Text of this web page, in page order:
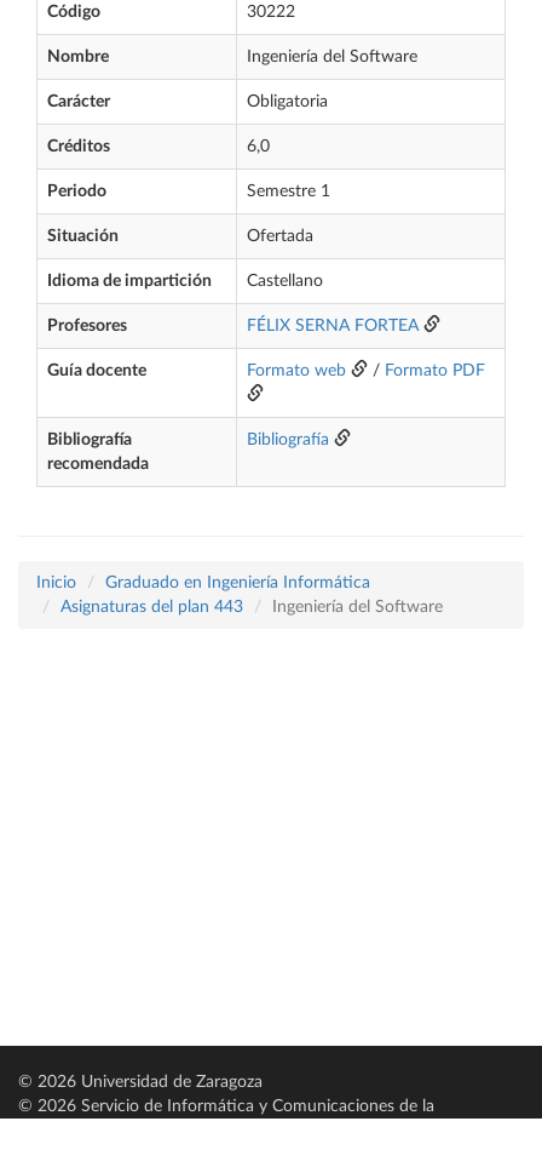
Código 30222
Nombre Ingeniería del Software
Carácter Obligatoria
Créditos 6,0
Periodo Semestre 1
Situación Ofertada
Idioma de impartición Castellano
Profesores FÉLIX SERNA FORTEA
Guía docente Formato web / Formato PDF
Bibliografía
recomendada
Bibliografía
Inicio
Graduado en Ingeniería Informática
Asignaturas del plan 443
Ingeniería del Software
© 2026 Universidad de Zaragoza
© 2026 Servicio de Informática y Comunicaciones de la